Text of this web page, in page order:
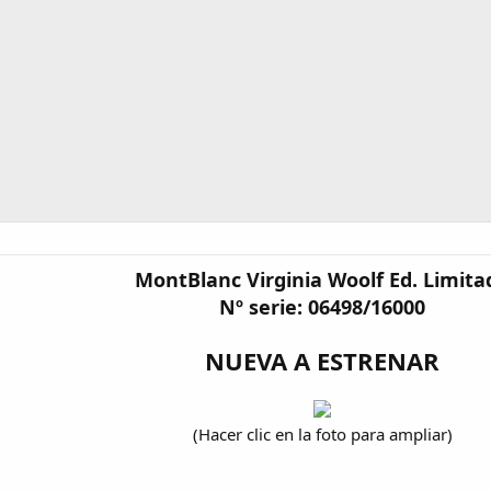
MontBlanc Virginia Woolf Ed.
Nº serie: 06498/16000
NUEVA A ESTRENAR
(Hacer clic en la foto para ampliar)